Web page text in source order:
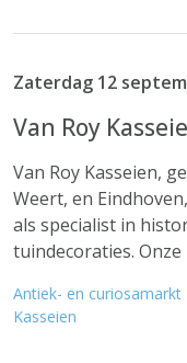
Zaterdag 12
Van Roy
Van Roy Kasseien,
Weert, en
als specialist in
tuindecoraties. Onze
Antiek- en curiosamarkt
Kasseien